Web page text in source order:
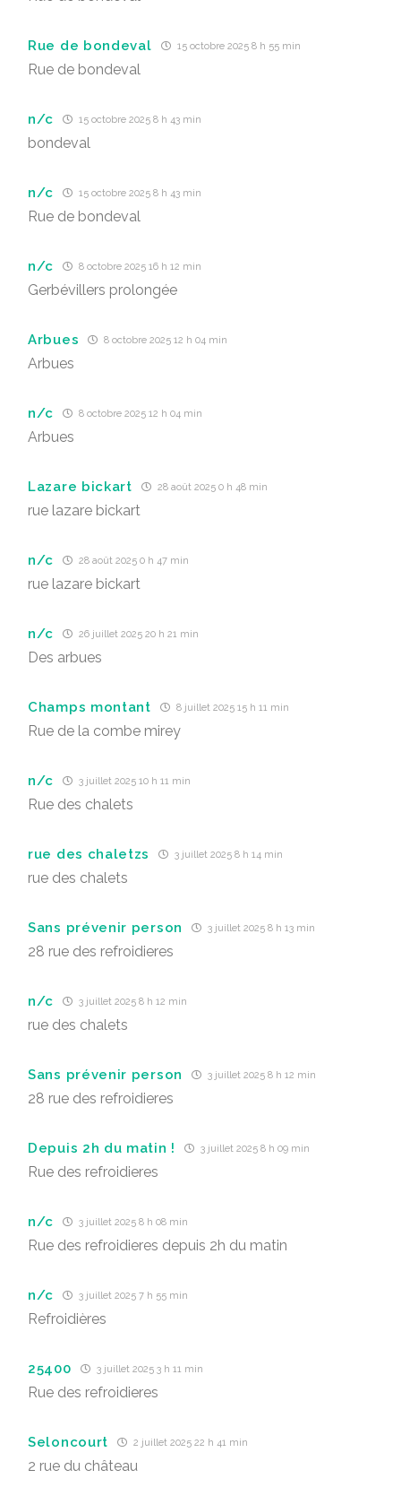
Rue de bondeval 15 octobre 2025 8 h 55 min
Rue de bondeval
n/c 15 octobre 2025 8 h 43 min
bondeval
n/c 15 octobre 2025 8 h 43 min
Rue de bondeval
n/c 8 octobre 2025 16 h 12 min
Gerbévillers prolongée
Arbues 8 octobre 2025 12 h 04 min
Arbues
n/c 8 octobre 2025 12 h 04 min
Arbues
Lazare bickart 28 août 2025 0 h 48 min
rue lazare bickart
n/c 28 août 2025 0 h 47 min
rue lazare bickart
n/c 26 juillet 2025 20 h 21 min
Des arbues
Champs montant 8 juillet 2025 15 h 11 min
Rue de la combe mirey
n/c 3 juillet 2025 10 h 11 min
Rue des chalets
rue des chaletzs 3 juillet 2025 8 h 14 min
rue des chalets
Sans prévenir person 3 juillet 2025 8 h 13 min
28 rue des refroidieres
n/c 3 juillet 2025 8 h 12 min
rue des chalets
Sans prévenir person 3 juillet 2025 8 h 12 min
28 rue des refroidieres
Depuis 2h du matin ! 3 juillet 2025 8 h 09 min
Rue des refroidieres
n/c 3 juillet 2025 8 h 08 min
Rue des refroidieres depuis 2h du matin
n/c 3 juillet 2025 7 h 55 min
Refroidières
25400 3 juillet 2025 3 h 11 min
Rue des refroidieres
Seloncourt 2 juillet 2025 22 h 41 min
2 rue du château